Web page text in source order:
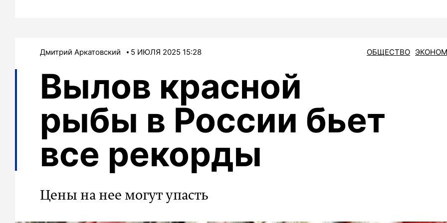
Дмитрий Аркатовский 5 ИЮЛЯ 2025 15:28 ОБЩЕСТВО
Вылов красной
рыбы в России бьет
все рекорды
Цены на нее могут упасть